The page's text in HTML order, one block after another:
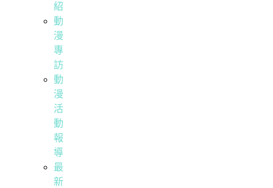
紹
動
漫
專
訪
動
漫
活
動
報
導
最
新